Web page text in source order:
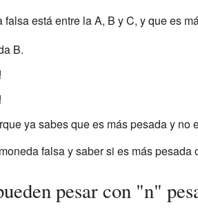
está entre la A, B y C, y que es
B.
ya sabes que es más pesada y no
falsa y saber si es más pesada
pesar con "n"